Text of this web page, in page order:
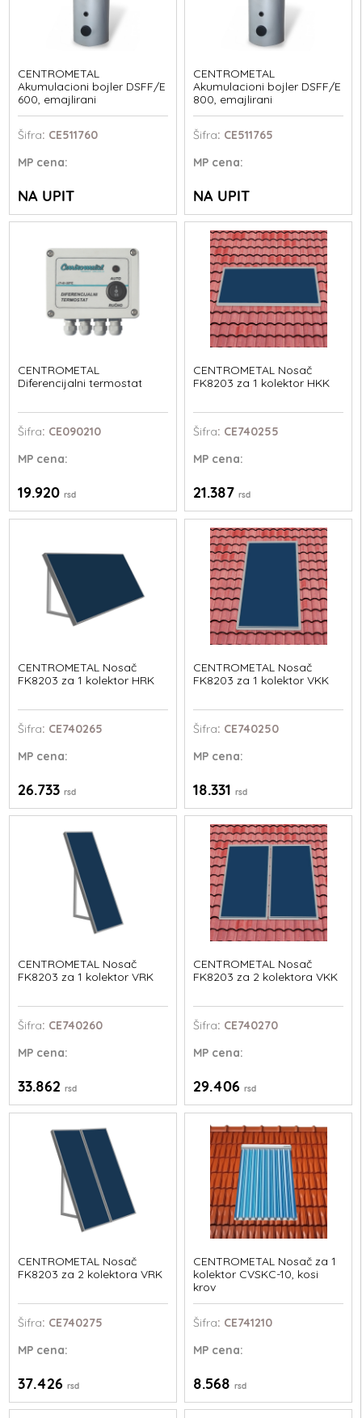
CENTROMETAL
Akumulacioni bojler DSFF/E
600, emajlirani
Šifra: CE511760
MP cena:
NA UPIT
CENTROMETAL
Akumulacioni bojler DSFF/E
800, emajlirani
Šifra: CE511765
MPcena:
NA UPIT
CENTROMETAL
Diferencijalni termostat
Šifra: CE090210
MP cena:
19.920rsd
CENTROMETAL Nosač
FK8203 za 1 kolektor HKK
Šifra: CE740255
MPcena:
21.387 rsd
CENTROMETAL Nosač
FK8203 za 1 kolektor HRK
Šifra: CE740265
MP cena:
26.733rsd
CENTROMETAL Nosač
FK8203 za 1 kolektor VKK
Šifra: CE740250
MPcena:
18.331 rsd
CENTROMETAL Nosač
FK8203 za 1 kolektor VRK
Šifra: CE740260
MP cena:
33.862rsd
CENTROMETAL Nosač
FK8203 za 2 kolektora VKK
Šifra: CE740270
MPcena:
29.406 rsd
CENTROMETAL Nosač
FK8203 za 2 kolektora VRK
Šifra: CE740275
MP cena:
37.426rsd
CENTROMETAL Nosač za 1
kolektor CVSKC-10, kosi
krov
Šifra: CE741210
MPcena:
8.568 rsd